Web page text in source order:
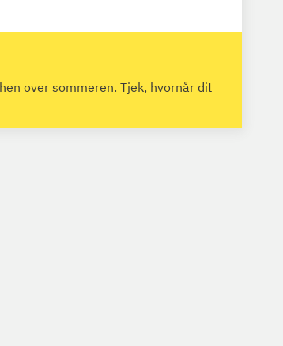
over sommeren. Tjek, hvornår dit